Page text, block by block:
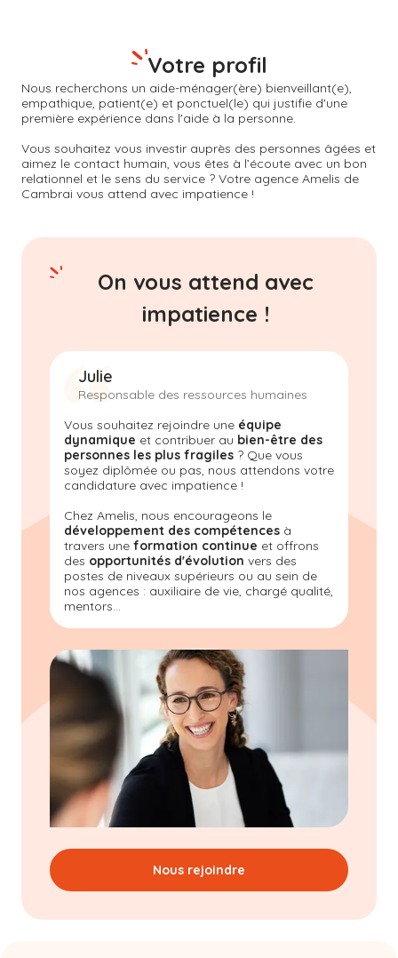
Nous recherchons un aide-ménager(ère) bienveillant(e),
empathique, patient(e) et ponctuel(le) qui justifie d'une
première expérience dans l'aide à la personne.
Vous souhaitez vous investir auprès des personnes âgées et
aimez le contact humain, vous êtes à l’écoute avec un bon
relationnel et le sens du service ? Votre agence Amelis de
Cambrai vous attend avec impatience !
Votre profil
On vous attend avec
impatience !
Julie
Responsable des ressources humaines
Vous souhaitez rejoindre une équipe
dynamique et contribuer au bien-être des
personnes les plus fragiles ? Que vous
soyez diplômée ou pas, nous attendons votre
candidature avec impatience !
Chez Amelis, nous encourageons le
développement des compétences à
travers une formation continue et offrons
des opportunités d'évolution vers des
postes de niveaux supérieurs ou au sein de
nos agences : auxiliaire de vie, chargé qualité,
mentors...
Nous rejoindre